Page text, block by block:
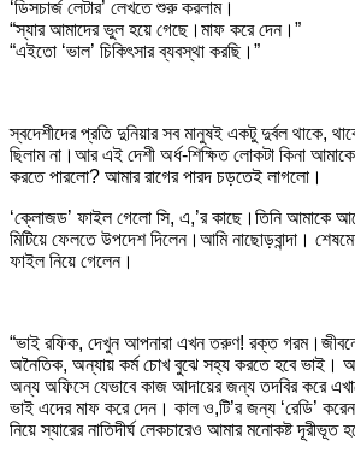
‘ডিসচার্জ লেটার’ লেখতে শুরু করলাম।
“স্যার আমাদের ভুল হয়ে গেছে।মাফ করে দেন।”
“এইতো ‘ভাল’ চিকিৎসার ব্যবস্থা করছি।”
স্বদেশীদের প্রতি দুনিয়ার সব মানুষই একটু দুর্বল থাকে,
ছিলাম না।আর এই দেশী অর্ধ-শিক্ষিত লোকটা কিনা আমাকে
করতে পারলো? আমার রাগের পারদ চড়তেই লাগলো।
‘ক্লোজড’ ফাইল গেলো সি, এ,’র কাছে।তিনি আমাকে
মিটিয়ে ফেলতে উপদেশ দিলেন।আমি নাছোড়বান্দা।
ফাইল নিয়ে গেলেন।
“ভাই রফিক, দেখুন আপনারা এখন তরুণ! রক্ত
অনৈতিক, অন্যায় কর্ম চোখ বুঝে সহ্য করতে হবে ভাই।
অন্য অফিসে যেভাবে কাজ আদায়ের জন্য তদবির করে
ভাই এদের মাফ করে দেন। কাল ও,টি’র জন্য ‘রেডি’
নিয়ে স্যারের নাতিদীর্ঘ লেকচারেও আমার মনোকষ্ট দূরীভূত